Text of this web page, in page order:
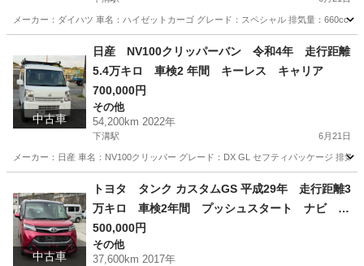
メーカー：ダイハツ 車名：ハイゼットカーゴ グレード：スペシャル 排気量：660cc
相模原市 ハイゼット 走行距離
中古車
日産 NV100クリッパーバン 令和4年 走行距離
5.4万キロ 車検2 年間 キーレス キャリア
700,000円
その他
54,200km 2022年
下溝駅 6月21日
メーカー：日産 車名：NV100クリッパー グレード：DX GL セフティパッケージ 排
相模原市 下溝駅 その他 走行距離
中古車
トヨタ タンク カスタムGS 平成29年 走行距離3
万キロ 車検2年間 プッシュスタート ナビ バ
ックカメラ
500,000円
その他
37,600km 2017年